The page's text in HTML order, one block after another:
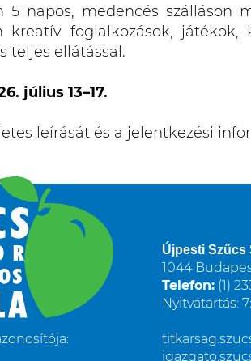
5 napos, medencés szálláson
kreatív foglalkozások,
teljes ellátással.
július 13–17.
leírását és a jelentkezési
Újpesti Szűcs
1044
Telefon: (1)
Nyitvatartás: